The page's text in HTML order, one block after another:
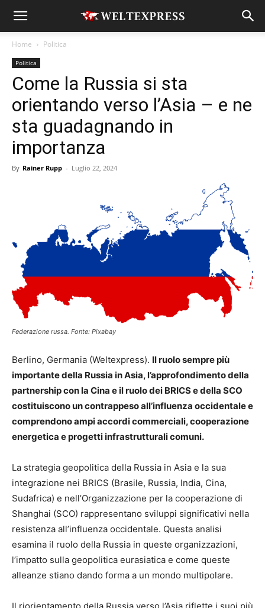
Home Politica
Politica
Come la Russia si sta
orientando verso l’Asia – e ne
sta guadagnando in
importanza
By Rainer Rupp - Luglio 22, 2024
Federazione russa. Fonte: Pixabay
Berlino, Germania (Weltexpress). Il ruolo sempre più
importante della Russia in Asia, l’approfondimento della
partnership con la Cina e il ruolo dei BRICS e della SCO
costituiscono un contrappeso all’influenza occidentale e
comprendono ampi accordi commerciali, cooperazione
energetica e progetti infrastrutturali comuni.
La strategia geopolitica della Russia in Asia e la sua
integrazione nei BRICS (Brasile, Russia, India, Cina,
Sudafrica) e nell’Organizzazione per la cooperazione di
Shanghai (SCO) rappresentano sviluppi significativi nella
resistenza all’influenza occidentale. Questa analisi
esamina il ruolo della Russia in queste organizzazioni,
l’impatto sulla geopolitica eurasiatica e come queste
alleanze stiano dando forma a un mondo multipolare.